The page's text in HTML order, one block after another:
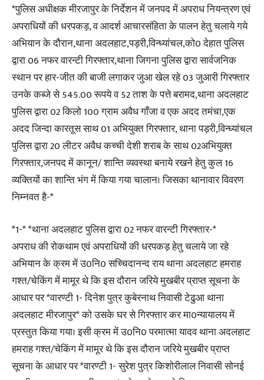
*पुलिस अधीक्षक मीरजापुर के निर्देशन में जनपद में अपराध नियन्त्रण एवं
अपराधियों की धरपकड़, व आदर्श आचारसंहिता के पालन हेतु चलाये गये
अभियान के दौरान,थाना अदलहाट,पड़री,विन्ध्यांचल,को0 देहात पुलिस
द्वारा 06 नफर वारन्टी गिरफ्तार,थाना जिगना पुलिस द्वारा सार्वजनिक
स्थान पर हार-जीत की बाजी लगाकर जुआ खेल रहे 03 जुआरी गिरफ्तार
उनके कब्जे से 545.00 रूपये व 52 ताश के पत्ते बरामद,थाना अदलहाट
पुलिस द्वारा 02 किलो 100 ग्राम अवैध गाँजा व एक अदद तमंचा,एक
अदद जिन्दा कारतूस साथ 01 अभियुक्त गिरफ्तार, थाना पड़री,विन्ध्यांचल
पुलिस द्वारा 20 लीटर अवैध कच्ची देशी शराब के साथ 02अभियुक्त
गिरफ्तार,जनपद में कानून/ शान्ति व्यवस्था बनाये रखने हेतु कुल 16
व्यक्तियों का शान्ति भंग में किया गया चालान। जिसका थानावार विवरण
निम्नवत है-*
*1-* *थाना अदलहाट पुलिस द्वारा 02 नफर वारन्टी गिरफ्तार-*
अपराध की रोकथाम एवं अपराधियों की धरपकड़ हेतु चलाये जा रहे
अभियान के क्रम में उ0नि0 सच्चिदानन्द राय थाना अदलहाट हमराह
गश्त/चेकिंग में मामूर थे कि इस दौरान जरिये मुखबीर प्राप्त सूचना के
आधार पर *वारण्टी 1- दिनेश पुत्र कुबेरनाथ निवासी टेढुआ थाना
अदलहाट मीरजापुर* को उसके घर से गिरफ्तार कर मा0न्यायालय में
प्रस्तुत किया गया। इसी क्रम में उ0नि0 परमात्मा यादव थाना अदलहाट
हमराह गश्त/चेकिंग में मामूर थे कि इस दौरान जरिये मुखबीर प्राप्त
सूचना के आधार पर *वारण्टी 1- सुरेश पुत्र किशोरीलाल निवासी सोनई